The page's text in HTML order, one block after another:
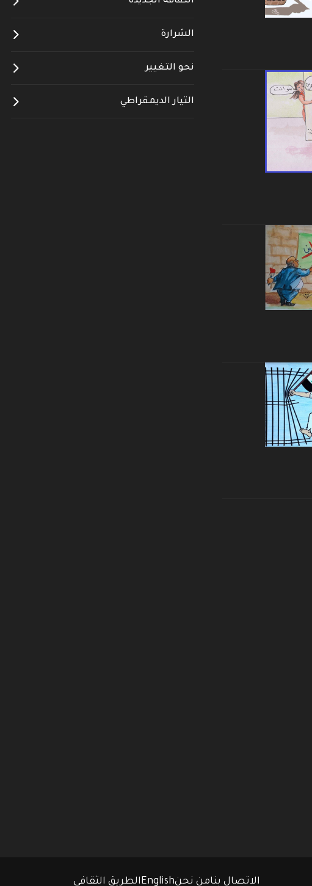
الشرارة
نحو التغيير
التيار الديمقراطي
الاتصال بنامن نحنEnglishالطريق الثقافي